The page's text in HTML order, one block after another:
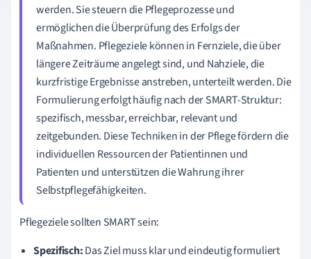
werden. Sie steuern die Pflegeprozesse und
ermöglichen die Überprüfung des Erfolgs der
Maßnahmen. Pflegeziele können in Fernziele, die über
längere Zeiträume angelegt sind, und Nahziele, die
kurzfristige Ergebnisse anstreben, unterteilt werden. Die
Formulierung erfolgt häufig nach der SMART-Struktur:
spezifisch, messbar, erreichbar, relevant und
zeitgebunden. Diese Techniken in der Pflege fördern die
individuellen Ressourcen der Patientinnen und
Patienten und unterstützen die Wahrung ihrer
Selbstpflegefähigkeiten.
Pflegeziele sollten SMART sein:
Spezifisch:Das Ziel muss klar und eindeutig formuliert